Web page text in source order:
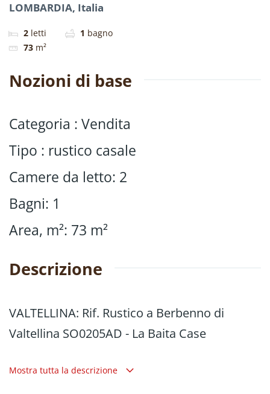
LOMBARDIA, Italia
2 letti 1 bagno
73 m²
Nozioni di base
Categoria : Vendita
Tipo : rustico casale
Camere da letto: 2
Bagni: 1
Area, m²: 73 m²
Descrizione
VALTELLINA: Rif. Rustico a Berbenno di
Valtellina SO0205AD - La Baita Case
In posizione tranquilla e facilmente
Mostra tutta la descrizione